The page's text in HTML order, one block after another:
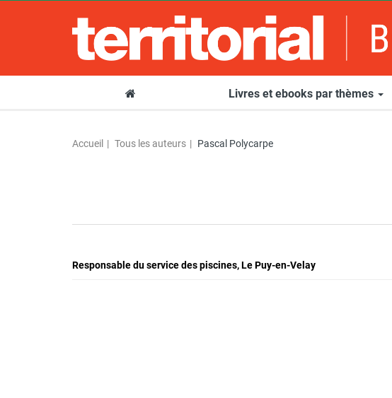
Livres et ebooks par thèmes
Accueil Tous les auteurs Pascal Polycarpe
Responsable du service des piscines, Le Puy-en-Velay